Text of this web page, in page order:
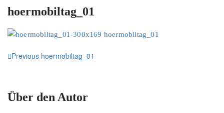
hoermobiltag_01
Previous hoermobiltag_01
Über den Autor